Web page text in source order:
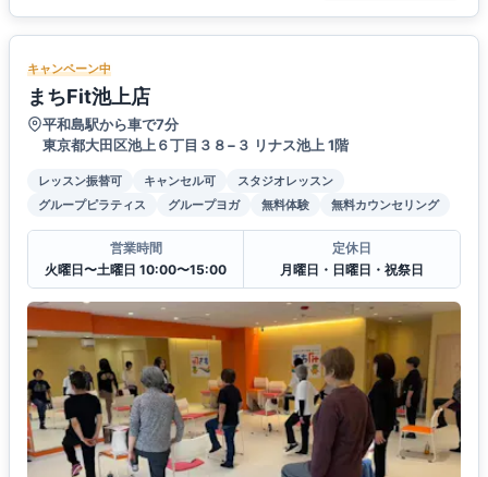
キャンペーン中
まちFit池上店
平和島駅から車で7分
東京都大田区池上６丁目３８−３ リナス池上 1階
レッスン振替可 キャンセル可
スタジオレッスン
グループピラティス
グループヨガ 無料体験 無料カウンセリング
営業時間
火曜日〜土曜日 10:00〜15:00
定休日
月曜日・日曜日・祝祭日